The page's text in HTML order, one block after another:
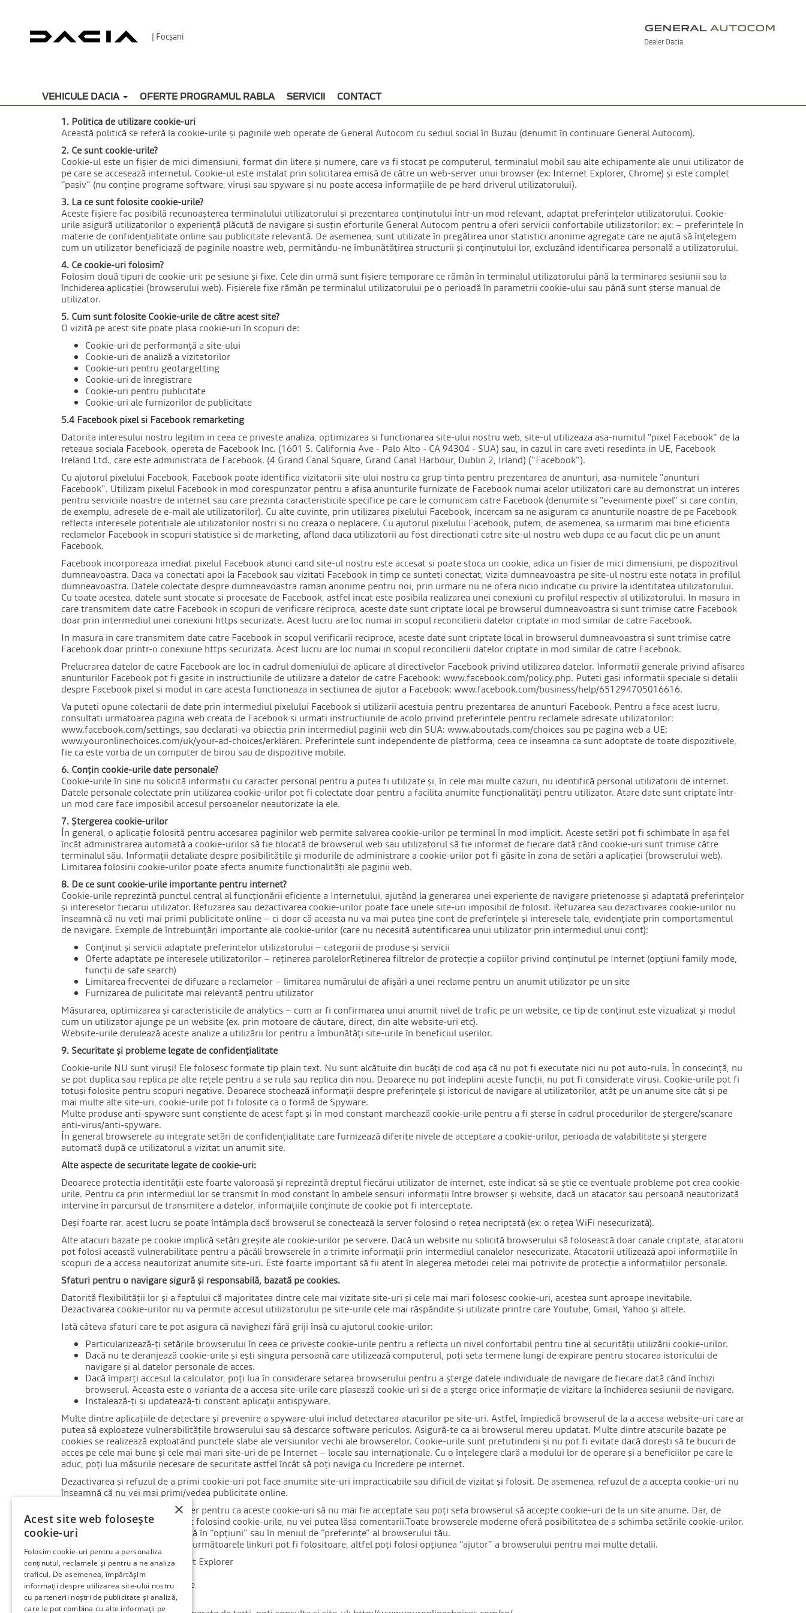
| Focșani Dealer Dacia
VEHICULE DACIA OFERTE PROGRAMUL RABLA SERVICII CONTACT
POLITICA COOKIE
1. Politica de utilizare cookie-uri
Această politică se referă la cookie-urile și paginile web operate de General Autocom cu sediul social în Buzau (denumit în continuare General Autocom).
2. Ce sunt cookie-urile?
Cookie-ul este un fișier de mici dimensiuni, format din litere și numere, care va fi stocat pe computerul, terminalul mobil sau alte echipamente ale unui utilizator de
pe care se accesează internetul. Cookie-ul este instalat prin solicitarea emisă de către un web-server unui browser (ex: Internet Explorer, Chrome) și este complet
“pasiv” (nu conține programe software, viruși sau spyware și nu poate accesa informațiile de pe hard driverul utilizatorului).
3. La ce sunt folosite cookie-urile?
Aceste fișiere fac posibilă recunoașterea terminalului utilizatorului și prezentarea conținutului într-un mod relevant, adaptat preferințelor utilizatorului. Cookie-
urile asigură utilizatorilor o experiență plăcută de navigare și susțin eforturile General Autocom pentru a oferi servicii confortabile utilizatorilor: ex: – preferințele în
materie de confidențialitate online sau publicitate relevantă. De asemenea, sunt utilizate în pregătirea unor statistici anonime agregate care ne ajută să înțelegem
cum un utilizator beneficiază de paginile noastre web, permitându-ne îmbunătățirea structurii și conținutului lor, excluzând identificarea personală a utilizatorului.
4. Ce cookie-uri folosim?
Folosim două tipuri de cookie-uri: pe sesiune și fixe. Cele din urmă sunt fișiere temporare ce rămân în terminalul utilizatorului până la terminarea sesiunii sau la
închiderea aplicației (browserului web). Fișierele fixe rămân pe terminalul utilizatorului pe o perioadă în parametrii cookie-ului sau până sunt șterse manual de
utilizator.
5. Cum sunt folosite Cookie-urile de către acest site?
O vizită pe acest site poate plasa cookie-uri în scopuri de:
Cookie-uri de performanță a site-ului
Cookie-uri de analiză a vizitatorilor
Cookie-uri pentru geotargetting
Cookie-uri de înregistrare
Cookie-uri pentru publicitate
Cookie-uri ale furnizorilor de publicitate
5.4 Facebook pixel si Facebook remarketing
Datorita interesului nostru legitim in ceea ce priveste analiza, optimizarea si functionarea site-ului nostru web, site-ul utilizeaza asa-numitul "pixel Facebook" de la
reteaua sociala Facebook, operata de Facebook Inc. (1601 S. California Ave - Palo Alto - CA 94304 - SUA) sau, in cazul in care aveti resedinta in UE, Facebook
Ireland Ltd., care este administrata de Facebook. (4 Grand Canal Square, Grand Canal Harbour, Dublin 2, Irland) ("Facebook").
Cu ajutorul pixelului Facebook, Facebook poate identifica vizitatorii site-ului nostru ca grup tinta pentru prezentarea de anunturi, asa-numitele "anunturi
Facebook". Utilizam pixelul Facebook in mod corespunzator pentru a afisa anunturile furnizate de Facebook numai acelor utilizatori care au demonstrat un interes
pentru serviciile noastre de internet sau care prezinta caracteristicile specifice pe care le comunicam catre Facebook (denumite si "evenimente pixel" si care contin,
de exemplu, adresele de e-mail ale utilizatorilor). Cu alte cuvinte, prin utilizarea pixelului Facebook, incercam sa ne asiguram ca anunturile noastre de pe Facebook
reflecta interesele potentiale ale utilizatorilor nostri si nu creaza o neplacere. Cu ajutorul pixelului Facebook, putem, de asemenea, sa urmarim mai bine eficienta
reclamelor Facebook in scopuri statistice si de marketing, afland daca utilizatorii au fost directionati catre site-ul nostru web dupa ce au facut clic pe un anunt
Facebook.
Facebook incorporeaza imediat pixelul Facebook atunci cand site-ul nostru este accesat si poate stoca un cookie, adica un fisier de mici dimensiuni, pe dispozitivul
dumneavoastra. Daca va conectati apoi la Facebook sau vizitati Facebook in timp ce sunteti conectat, vizita dumneavoastra pe site-ul nostru este notata in profilul
dumneavoastra. Datele colectate despre dumneavoastra raman anonime pentru noi, prin urmare nu ne ofera nicio indicatie cu privire la identitatea utilizatorului.
Cu toate acestea, datele sunt stocate si procesate de Facebook, astfel incat este posibila realizarea unei conexiuni cu profilul respectiv al utilizatorului. In masura in
care transmitem date catre Facebook in scopuri de verificare reciproca, aceste date sunt criptate local pe browserul dumneavoastra si sunt trimise catre Facebook
doar prin intermediul unei conexiuni https securizate. Acest lucru are loc numai in scopul reconcilierii datelor criptate in mod similar de catre Facebook.
In masura in care transmitem date catre Facebook in scopul verificarii reciproce, aceste date sunt criptate local in browserul dumneavoastra si sunt trimise catre
Facebook doar printr-o conexiune https securizata. Acest lucru are loc numai in scopul reconcilierii datelor criptate in mod similar de catre Facebook.
Prelucrarea datelor de catre Facebook are loc in cadrul domeniului de aplicare al directivelor Facebook privind utilizarea datelor. Informatii generale privind afisarea
anunturilor Facebook pot fi gasite in instructiunile de utilizare a datelor de catre Facebook: www.facebook.com/policy.php. Puteti gasi informatii speciale si detalii
despre Facebook pixel si modul in care acesta functioneaza in sectiunea de ajutor a Facebook: www.facebook.com/business/help/651294705016616.
Va puteti opune colectarii de date prin intermediul pixelului Facebook si utilizarii acestuia pentru prezentarea de anunturi Facebook. Pentru a face acest lucru,
consultati urmatoarea pagina web creata de Facebook si urmati instructiunile de acolo privind preferintele pentru reclamele adresate utilizatorilor:
www.facebook.com/settings, sau declarati-va obiectia prin intermediul paginii web din SUA: www.aboutads.com/choices sau pe pagina web a UE:
www.youronlinechoices.com/uk/your-ad-choices/erklären. Preferintele sunt independente de platforma, ceea ce inseamna ca sunt adoptate de toate dispozitivele,
fie ca este vorba de un computer de birou sau de dispozitive mobile.
6. Conțin cookie-urile date personale?
Cookie-urile în sine nu solicită informații cu caracter personal pentru a putea fi utilizate și, în cele mai multe cazuri, nu identifică personal utilizatorii de internet.
Datele personale colectate prin utilizarea cookie-urilor pot fi colectate doar pentru a facilita anumite funcționalități pentru utilizator. Atare date sunt criptate într-
un mod care face imposibil accesul persoanelor neautorizate la ele.
7. Ștergerea cookie-urilor
În general, o aplicație folosită pentru accesarea paginilor web permite salvarea cookie-urilor pe terminal în mod implicit. Aceste setări pot fi schimbate în așa fel
încât administrarea automată a cookie-urilor să fie blocată de browserul web sau utilizatorul să fie informat de fiecare dată când cookie-uri sunt trimise către
terminalul său. Informații detaliate despre posibilitățile și modurile de administrare a cookie-urilor pot fi găsite în zona de setări a aplicației (browserului web).
Limitarea folosirii cookie-urilor poate afecta anumite functionalități ale paginii web.
8. De ce sunt cookie-urile importante pentru internet?
Cookie-urile reprezintă punctul central al funcționării eficiente a Internetului, ajutând la generarea unei experiențe de navigare prietenoase și adaptată preferințelor
și intereselor fiecarui utilizator. Refuzarea sau dezactivarea cookie-urilor poate face unele site-uri imposibil de folosit. Refuzarea sau dezactivarea cookie-urilor nu
înseamnă că nu veți mai primi publicitate online – ci doar că aceasta nu va mai putea ține cont de preferințele și interesele tale, evidențiate prin comportamentul
de navigare. Exemple de întrebuințări importante ale cookie-urilor (care nu necesită autentificarea unui utilizator prin intermediul unui cont):
Conținut și servicii adaptate preferintelor utilizatorului – categorii de produse și servicii
Oferte adaptate pe interesele utilizatorilor – reținerea parolelorReținerea filtrelor de protecție a copiilor privind conținutul pe Internet (opțiuni family mode,
funcții de safe search)
Limitarea frecvenței de difuzare a reclamelor – limitarea numărului de afișări a unei reclame pentru un anumit utilizator pe un site
Furnizarea de pulicitate mai relevantă pentru utilizator
Măsurarea, optimizarea și caracteristicile de analytics – cum ar fi confirmarea unui anumit nivel de trafic pe un website, ce tip de conținut este vizualizat și modul
cum un utilizator ajunge pe un website (ex. prin motoare de căutare, direct, din alte website-uri etc).
Website-urile derulează aceste analize a utilizării lor pentru a îmbunătăți site-urile în beneficiul userilor.
9. Securitate și probleme legate de confidențialitate
Cookie-urile NU sunt viruși! Ele folosesc formate tip plain text. Nu sunt alcătuite din bucăți de cod așa că nu pot fi executate nici nu pot auto-rula. În consecință, nu
se pot duplica sau replica pe alte rețele pentru a se rula sau replica din nou. Deoarece nu pot îndeplini aceste funcții, nu pot fi considerate virusi. Cookie-urile pot fi
totuși folosite pentru scopuri negative. Deoarece stochează informații despre preferințele și istoricul de navigare al utilizatorilor, atât pe un anume site cât și pe
mai multe alte site-uri, cookie-urile pot fi folosite ca o formă de Spyware.
Multe produse anti-spyware sunt conștiente de acest fapt și în mod constant marchează cookie-urile pentru a fi șterse în cadrul procedurilor de ștergere/scanare
anti-virus/anti-spyware.
În general browserele au integrate setări de confidențialitate care furnizează diferite nivele de acceptare a cookie-urilor, perioada de valabilitate și ștergere
automată după ce utilizatorul a vizitat un anumit site.
Alte aspecte de securitate legate de cookie-uri:
Deoarece protectia identității este foarte valoroasă și reprezintă dreptul fiecărui utilizator de internet, este indicat să se știe ce eventuale probleme pot crea cookie-
urile. Pentru ca prin intermediul lor se transmit în mod constant în ambele sensuri informații între browser și website, dacă un atacator sau persoană neautorizată
intervine în parcursul de transmitere a datelor, informațiile conținute de cookie pot fi interceptate.
Deși foarte rar, acest lucru se poate întâmpla dacă browserul se conectează la server folosind o rețea necriptată (ex: o rețea WiFi nesecurizată).
Alte atacuri bazate pe cookie implică setări greșite ale cookie-urilor pe servere. Dacă un website nu solicită browserului să folosească doar canale criptate, atacatorii
pot folosi această vulnerabilitate pentru a păcăli browserele în a trimite informații prin intermediul canalelor nesecurizate. Atacatorii utilizează apoi informațiile în
scopuri de a accesa neautorizat anumite site-uri. Este foarte important să fii atent în alegerea metodei celei mai potrivite de protecție a informațiilor personale.
Sfaturi pentru o navigare sigură și responsabilă, bazată pe cookies.
Datorită flexibilității lor și a faptului că majoritatea dintre cele mai vizitate site-uri și cele mai mari folosesc cookie-uri, acestea sunt aproape inevitabile.
Dezactivarea cookie-urilor nu va permite accesul utilizatorului pe site-urile cele mai răspândite și utilizate printre care Youtube, Gmail, Yahoo și altele.
Iată câteva sfaturi care te pot asigura că navighezi fără griji însă cu ajutorul cookie-urilor:
Particularizează-ți setările browserului în ceea ce privește cookie-urile pentru a reflecta un nivel confortabil pentru tine al securității utilizării cookie-urilor.
Dacă nu te deranjează cookie-urile și ești singura persoană care utilizează computerul, poți seta termene lungi de expirare pentru stocarea istoricului de
navigare și al datelor personale de acces.
Dacă împarți accesul la calculator, poți lua în considerare setarea browserului pentru a șterge datele individuale de navigare de fiecare dată când închizi
browserul. Aceasta este o varianta de a accesa site-urile care plasează cookie-uri si de a șterge orice informație de vizitare la închiderea sesiunii de navigare.
Instalează-ți și updatează-ți constant aplicații antispyware.
Multe dintre aplicațiile de detectare și prevenire a spyware-ului includ detectarea atacurilor pe site-uri. Astfel, împiedică browserul de la a accesa website-uri care ar
putea să exploateze vulnerabilitățile browserului sau să descarce software periculos. Asigură-te ca ai browserul mereu updatat. Multe dintre atacurile bazate pe
cookies se realizează exploatând punctele slabe ale versiunilor vechi ale browserelor. Cookie-urile sunt pretutindeni și nu pot fi evitate dacă dorești să te bucuri de
acces pe cele mai bune și cele mai mari site-uri de pe Internet – locale sau internaționale. Cu o înțelegere clară a modului lor de operare și a beneficiilor pe care le
aduc, poți lua măsurile necesare de securitate astfel încât să poți naviga cu încredere pe internet.
Dezactivarea și refuzul de a primi cookie-uri pot face anumite site-uri impracticabile sau dificil de vizitat și folosit. De asemenea, refuzul de a accepta cookie-uri nu
înseamnă că nu vei mai primi/vedea publicitate online.
Este posibilă setarea din browser pentru ca aceste cookie-uri să nu mai fie acceptate sau poți seta browserul să accepte cookie-uri de la un site anume. Dar, de
exemplu, dacă nu ești înregistat folosind cookie-urile, nu vei putea lăsa comentarii.Toate browserele moderne oferă posibilitatea de a schimba setările cookie-urilor.
Aceste setări se găsesc de regulă în “opțiuni” sau în meniul de “preferințe” al browserului tău.
Pentru a înțelege aceste setări, următoarele linkuri pot fi folositoare, altfel poți folosi opțiunea “ajutor” a browserului pentru mai multe detalii.
Cookie settings în Internet Explorer
Cookie settings în Firefox
Cookie settings în Chrome
Cookie settings în Safari
×
Acest site web folosește
cookie-uri
Folosim cookie-uri pentru a personaliza
conținutul, reclamele și pentru a ne analiza
traficul. De asemenea, împărtășim
informații despre utilizarea site-ului nostru
cu partenerii noștri de publicitate și analiză,
care le pot combina cu alte informații pe